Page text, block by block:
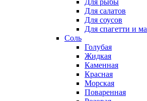
Для рыбы
Для салатов
Для соусов
Для спагетти и
Соль
Голубая
Жидкая
Каменная
Красная
Морская
Поваренная